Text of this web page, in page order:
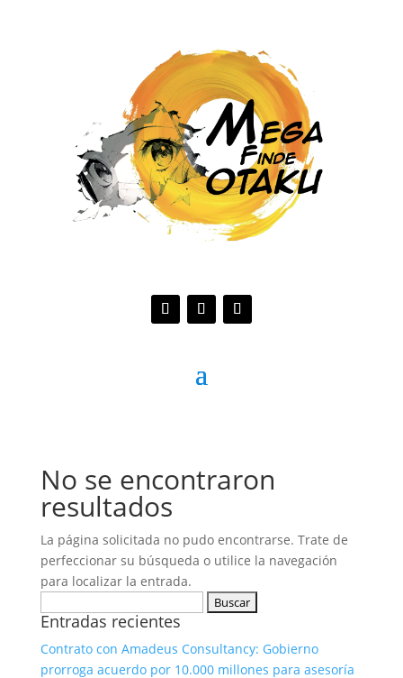
No se encontraron
resultados
La página solicitada no pudo encontrarse. Trate de
perfeccionar su búsqueda o utilice la navegación
para localizar la entrada.
Entradas recientes
Contrato con Amadeus Consultancy: Gobierno
prorroga acuerdo por 10.000 millones para asesoría